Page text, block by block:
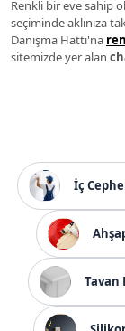
Renkli bir eve sahip
seçiminde aklınıza
Danışma Hattı'na
sitemizde yer alan
İç
Tavan